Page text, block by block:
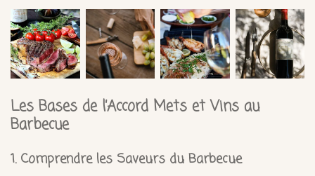
Les Bases de l’Accord Mets et Vins au
Barbecue
1. Comprendre les Saveurs du Barbecue